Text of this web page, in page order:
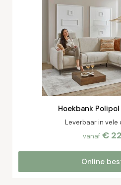
Hoekbank Polipol
Leverbaar in vele
vanaf €
Online